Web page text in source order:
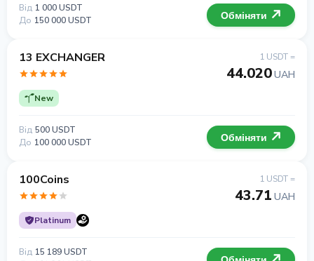
Від 1 000 USDT
До 150 000 USDT Обміняти
13 EXCHANGER
New
1 USDT =
44.020UAH
Від 500 USDT
До 100 000 USDT Обміняти
100Coins
Platinum
1 USDT =
43.71 UAH
Від 15 189 USDT